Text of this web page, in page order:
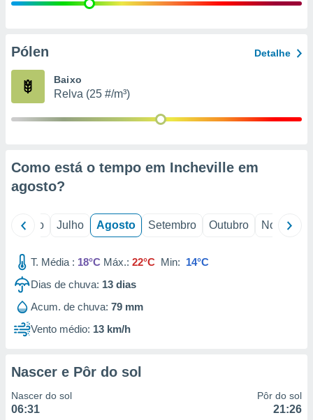
e
de
Pólen Detalhe
Baixo
Relva (25 #/m³)
Como está o tempo em Incheville em
agosto?
Junho Julho Agosto Setembro Outubro Novembro
T. Média : 18°C Máx.: 22°C Min: 14°C
Dias de chuva: 13 dias
Acum. de chuva: 79 mm
Vento médio: 13 km/h
Nascer e Pôr do sol
Nascer do sol
06:31
Pôr do sol
21:26